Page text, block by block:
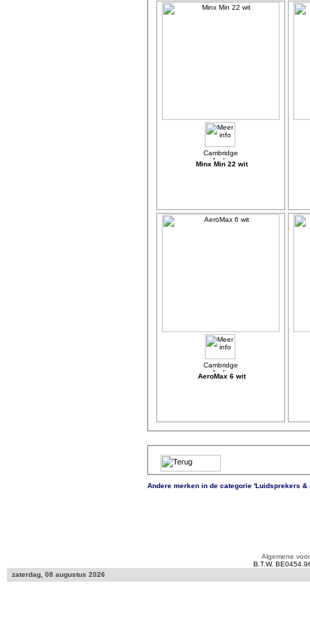
Minx Min 22 wit
AeroMax 6 wit
Andere merken in de categorie 'Luidsprekers
Algemene
B.T.W.
zaterdag, 08 augustus 2026